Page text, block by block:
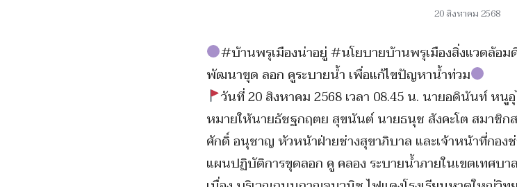
20 สิงหาคม 2568
#บ้านพรุเมืองน่าอยู่ #นโยบายบ้านพรุเมืองสิ่งแวดล้อม
พัฒนาขุด ลอก คูระบายน้ำ เพื่อแก้ไขปัญหาน้ำท่วม
วันที่ 20 สิงหาคม 2568 เวลา 08.45 น. นายอดินันท์ หนู
หมายให้นายธัชฐกฤตย สุขนันต์ นายธนุช สังคะโต สมาชิก
ศักดิ์ อนุชาญ หัวหน้าฝ่ายช่างสุขาภิบาล และเจ้าหน้าที่กอง
แผนปฏิบัติการขุดลอก คู คลอง ระบายน้ำภายในเขตเทศบ